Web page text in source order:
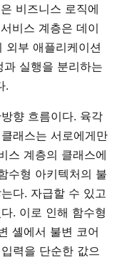
비즈니스 로직에
비스 계층은 데이
외부 애플리케이션
실행을 분리하는
.
향 흐름이다. 육각
래스는 서로에게만
스 계층의 클래스에
수형 아키텍처의 불
다. 자급할 수 있고
. 이로 인해 함수형
셸에서 불변 코어
력을 단순한 값으